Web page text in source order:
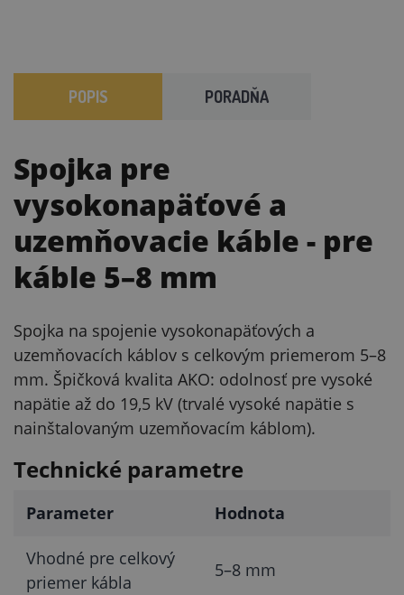
POPIS PORADŇA
Spojka pre
vysokonapäťové a
uzemňovacie káble - pre
káble 5–8 mm
Spojka na spojenie vysokonapäťových a
uzemňovacích káblov s celkovým priemerom 5–8
mm. Špičková kvalita AKO: odolnosť pre vysoké
napätie až do 19,5 kV (trvalé vysoké napätie s
nainštalovaným uzemňovacím káblom).
Technické parametre
Parameter Hodnota
Vhodné pre celkový
priemer kábla
5–8 mm